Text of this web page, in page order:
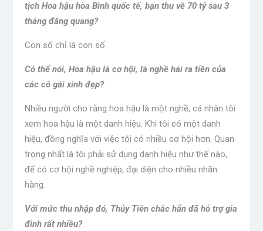
tịch Hoa hậu hòa Bình quốc tế, bạn thu về 70 tỷ sau 3
tháng đăng quang?
Con số chỉ là con số.
Có thể nói, Hoa hậu là cơ hội, là nghề hái ra tiền của
các cô gái xinh đẹp?
Nhiều người cho rằng hoa hậu là một nghề, cá nhân tôi
xem hoa hậu là một danh hiệu. Khi tôi có một danh
hiệu, đồng nghĩa với việc tôi có nhiều cơ hội hơn. Quan
trọng nhất là tôi phải sử dụng danh hiệu như thế nào,
để có cơ hội nghề nghiệp, đại diện cho nhiều nhãn
hàng.
Với mức thu nhập đó, Thủy Tiên chắc hẳn đã hỗ trợ gia
đình rất nhiều?